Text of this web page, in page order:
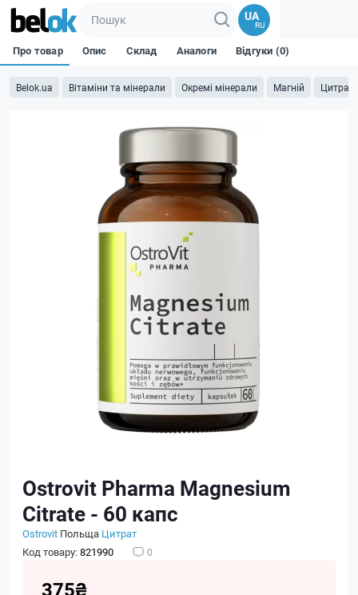
UA
RU
Belok.ua Вітаміни та мінерали Окремі мінерали Магній Цитрат
Про товар Опис Склад Аналоги Відгуки (0)
Ostrovit Pharma Magnesium
Citrate - 60 капс
Ostrovit Польща Цитрат
Код товару:821990 0
375₴